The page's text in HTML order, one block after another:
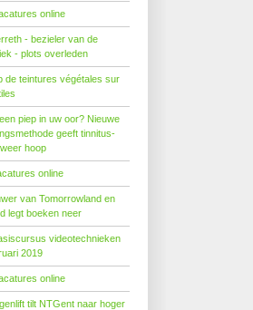
online
- bezieler van de
- plots overleden
de teintures végétales sur
piep in uw oor? Nieuwe
geeft tinnitus-
hoop
online
van Tomorrowland en
legt boeken neer
videotechnieken
2019
online
tilt NTGent naar hoger